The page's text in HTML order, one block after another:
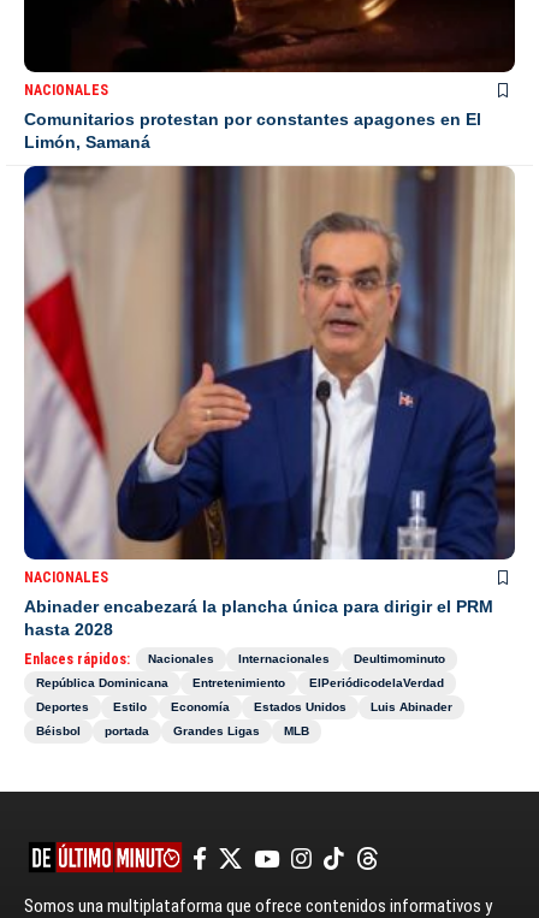
NACIONALES
Comunitarios protestan por constantes apagones en El
Limón, Samaná
NACIONALES
Abinader encabezará la plancha única para dirigir el PRM
hasta 2028
Enlaces rápidos: Nacionales Internacionales
Deultimominuto
República Dominicana
Entretenimiento
ElPeriódicodelaVerdad
Deportes
Estilo Economía Estados Unidos
Luis Abinader
Béisbol
portada Grandes Ligas MLB
Somos una multiplataforma que ofrece contenidos informativos y